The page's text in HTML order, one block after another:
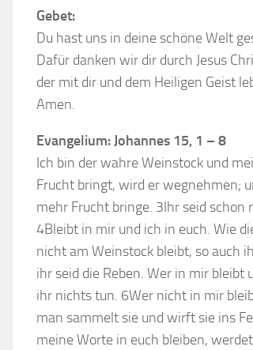
Gebet:
Du hast uns in deine schöne Welt
Dafür danken wir dir durch Jesus
der mit dir und dem Heiligen Geist
Amen.
Evangelium: Johannes 15, 1 – 8
Ich bin der wahre Weinstock und
Frucht bringt, wird er wegnehmen;
mehr Frucht bringe. 3Ihr seid schon
4Bleibt in mir und ich in euch. Wie
nicht am Weinstock bleibt, so auch
ihr seid die Reben. Wer in mir
ihr nichts tun. 6Wer nicht in mir
man sammelt sie und wirft sie ins
meine Worte in euch bleiben,